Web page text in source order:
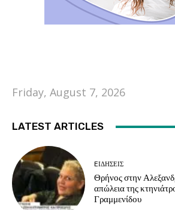
Friday, August 7, 2026
LATEST ARTICLES
EΙΔΗΣΕΙΣ
Θρήνος στην
απώλεια της
Γραμμενίδου